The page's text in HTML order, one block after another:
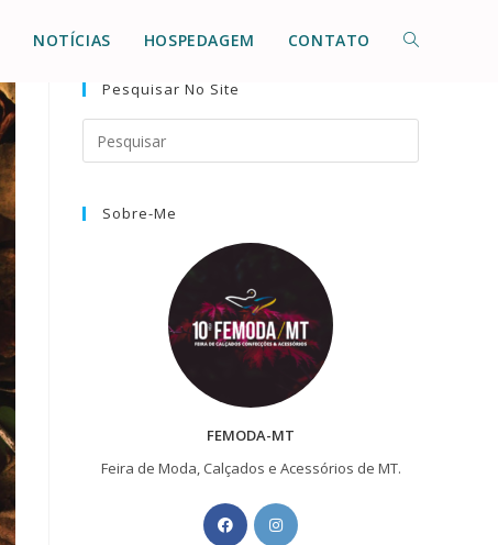
NOTÍCIAS HOSPEDAGEM CONTATO
Pesquisar No Site
Sobre-Me
FEMODA-MT
Feira de Moda, Calçados e Acessórios de MT.